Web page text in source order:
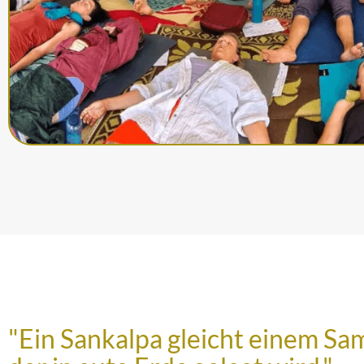
"Ein Sankalpa gleicht einem